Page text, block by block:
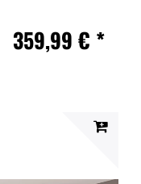
359,99 € *